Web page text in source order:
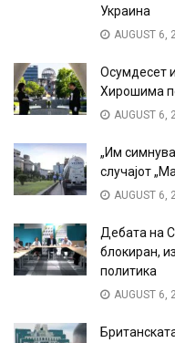
Украина
AUGUST 6,
Осумдесет
Хирошима
AUGUST 6,
„Им
случајот
AUGUST 6,
Дебата на
блокиран,
политика
AUGUST 6,